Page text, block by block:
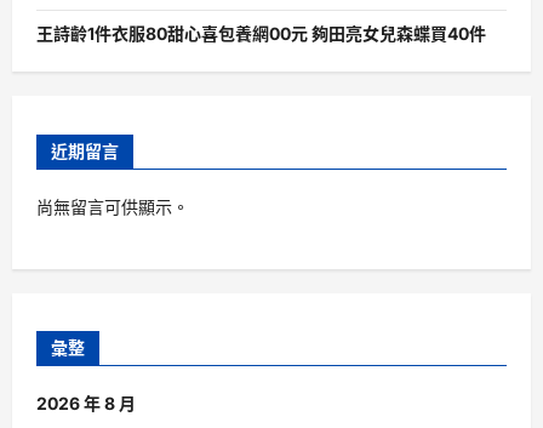
王詩齡1件衣服80甜心喜包養網00元 夠田亮女兒森蝶買40件
近期留言
尚無留言可供顯示。
彙整
2026 年 8 月